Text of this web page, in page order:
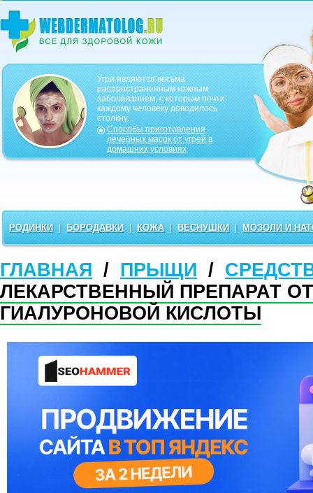
Угри являются весьма
распространенным кожным
заболеванием, с которым почти
каждому человеку доводилось
столкну...
Способы приготовления
лечебных масок от угрей в
домашних условиях
РОДИНКИ | БОРОДАВКИ | КОЖА | ВЕСНУШКИ | МОЗОЛИ И
ГЛАВНАЯ / ПРЫЩИ /
ЛЕКАРСТВЕННЫЙ ПРЕПАРАТ
ГИАЛУРОНОВОЙ КИСЛОТЫ